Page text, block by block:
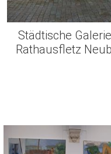
Städtische
Rathausfletz